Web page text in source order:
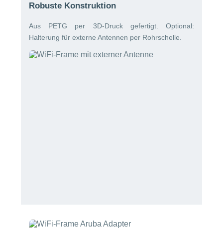
Robuste Konstruktion
Aus PETG per 3D-Druck gefertigt. Optional:
Halterung für externe Antennen per Rohrschelle.